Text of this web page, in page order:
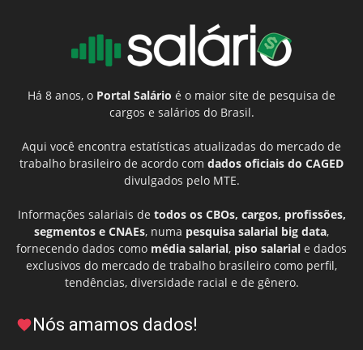
Há 8 anos, o Portal Salário é o maior site de pesquisa de
cargos e salários do Brasil.
Aqui você encontra estatísticas atualizadas do mercado de
trabalho brasileiro de acordo com dados oficiais do CAGED
divulgados pelo MTE.
Informações salariais de todos os CBOs, cargos, profissões,
segmentos e CNAEs, numa pesquisa salarial big data,
fornecendo dados como média salarial, piso salarial e dados
exclusivos do mercado de trabalho brasileiro como perfil,
tendências, diversidade racial e de gênero.
Nós amamos dados!